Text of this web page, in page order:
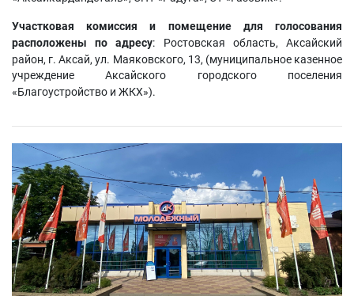
Участковая комиссия и помещение для голосования
расположены по адресу: Ростовская область, Аксайский
район, г. Аксай, ул. Маяковского, 13, (муниципальное казенное
учреждение Аксайского городского поселения
«Благоустройство и ЖКХ»).